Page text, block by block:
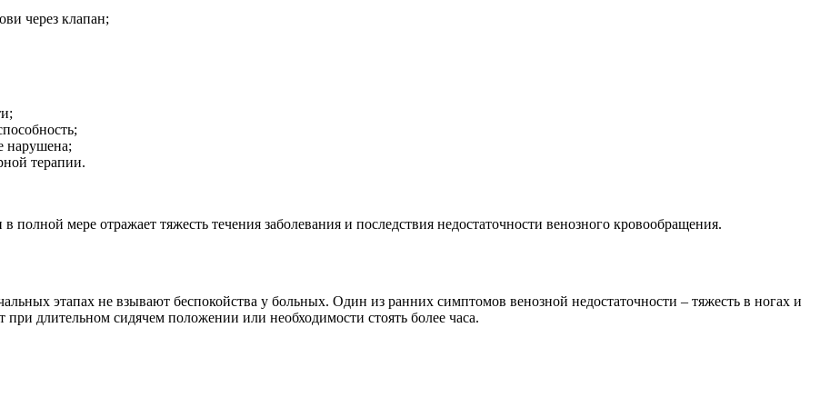
через клапан;
нарушена;
терапии.
мере отражает тяжесть течения заболевания и последствия недостаточности венозного кровообращения.
этапах не взывают беспокойства у больных. Один из ранних симптомов венозной недостаточности – тяжесть в ногах и
длительном сидячем положении или необходимости стоять более часа.